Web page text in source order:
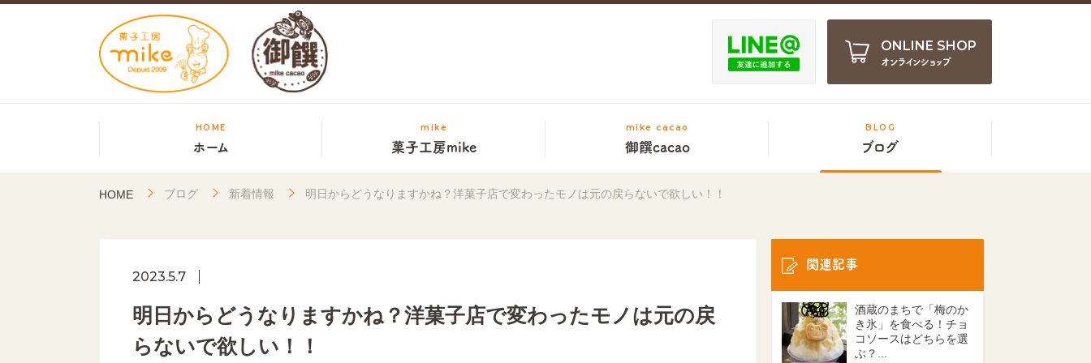
ONLINE SHOP
オンラインショップ
HOME
ホーム
mike
菓子工房mike
mike cacao
御饌cacao
BLOG
ブログ
HOME ブログ 新着情報 明日からどうなりますかね？洋菓子店で変わったモノは元の戻らないで欲しい！！
2023.5.7
明日からどうなりますかね？洋菓子店で変わったモノは元の戻
らないで欲しい！！
関連記事
酒蔵のまちで「梅のか
き氷」を食べる！チョ
コソースはどちらを選
ぶ？...